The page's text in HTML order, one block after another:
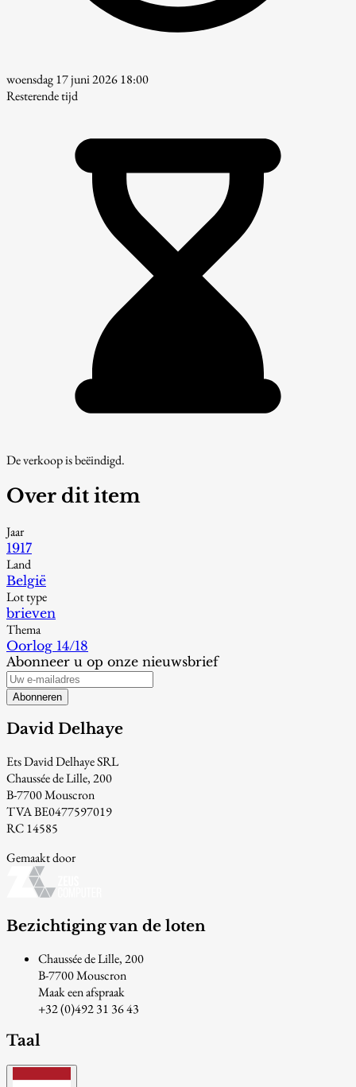
woensdag 17 juni 2026 18:00
Resterende tijd
De verkoop is beëindigd.
Over dit item
Jaar
1917
Land
België
Lot type
brieven
Thema
Oorlog 14/18
Abonneer u op onze nieuwsbrief
Abonneren
David Delhaye
Ets David Delhaye SRL
Chaussée de Lille, 200
B-7700 Mouscron
TVA BE0477597019
RC 14585
Gemaakt door
Bezichtiging van de loten
Chaussée de Lille, 200
B-7700 Mouscron
Maak een afspraak
+32 (0)492 31 36 43
Taal